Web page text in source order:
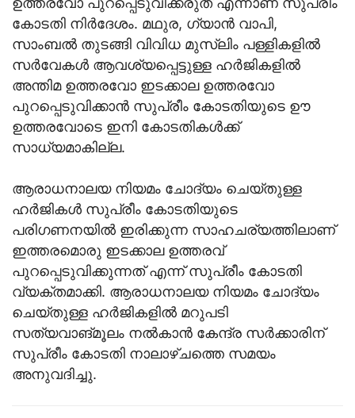
കോടതി നിർദേശം. മഥുര, ഗ്യാൻ വാപി,
സാംബൽ തുടങ്ങി വിവിധ മുസ്ലിം പള്ളികളിൽ
സർവേകൾ ആവശ്യപ്പെട്ടുള്ള ഹർജികളിൽ
അന്തിമ ഉത്തരവോ ഇടക്കാല ഉത്തരവോ
പുറപ്പെടുവിക്കാൻ സുപ്രീം കോടതിയുടെ ഊ
ഉത്തരവോടെ ഇനി കോടതികൾക്ക്
സാധ്യമാകില്ല.
ആരാധനാലയ നിയമം ചോദ്യം ചെയ്തുള്ള
ഹർജികൾ സുപ്രീം കോടതിയുടെ
പരിഗണനയിൽ ഇരിക്കുന്ന സാഹചര്യത്തിലാണ്
ഇത്തരമൊരു ഇടക്കാല ഉത്തരവ്
പുറപ്പെടുവിക്കുന്നത് എന്ന് സുപ്രീം കോടതി
വ്യക്തമാക്കി. ആരാധനാലയ നിയമം ചോദ്യം
ചെയ്തുള്ള ഹർജികളിൽ മറുപടി
സത്യവാങ്മൂലം നൽകാൻ കേന്ദ്ര സർക്കാരിന്
സുപ്രീം കോടതി നാലാഴ്ചത്തെ സമയം
അനുവദിച്ചു.